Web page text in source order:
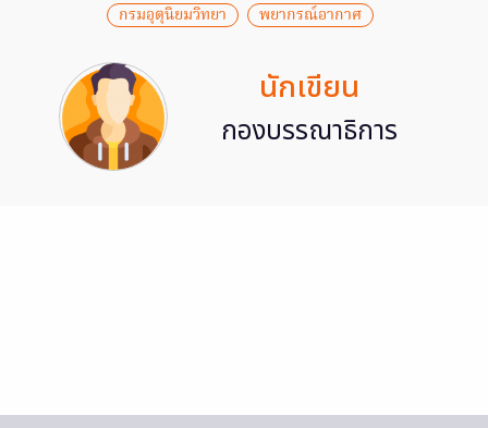
กรมอุตุนิยมวิทยา พยากรณ์อากาศ
นักเขียน
กองบรรณาธิการ